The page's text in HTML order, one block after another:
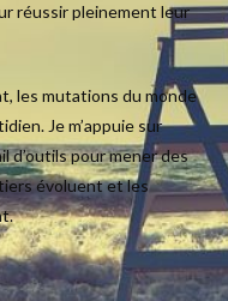
réussir pleinement leur
les mutations du monde
Je m’appuie sur
d’outils pour mener des
évoluent et les